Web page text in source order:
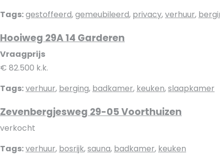
Tags:gestoffeerd,gemeubileerd, privacy,verhuur,
Hooiweg 29A 14 Garderen
Vraagprijs
€ 82.500 k.k.
Tags:verhuur, berging, badkamer, keuken,slaapkamer
Zevenbergjesweg 29-05 Voorthuizen
verkocht
Tags:verhuur, bosrijk,sauna, badkamer, keuken